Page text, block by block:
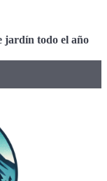
jardín todo el año